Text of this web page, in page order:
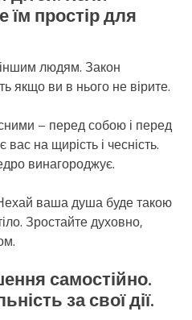
їм простір для
людям. Закон
якщо ви в нього не вірите.
– перед собою і перед
на щирість і чесність.
винагороджує.
Нехай ваша душа буде такою
Зростайте духовно,
самостійно.
за свої дії.